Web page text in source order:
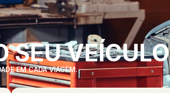
SEU VEÍCULO
EM CADA VIAGEM.